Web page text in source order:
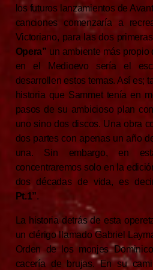
los futuros lanzamientos de
canciones comenzaría a
Victoriano, para las dos
Opera” un ambiente más
en el Medioevo sería el
desarrollen estos temas. Así es;
historia que Sammet tenía en
pasos de su ambicioso plan
uno sino dos discos. Una obra
dos partes con apenas un año
una. Sin embargo, en
concentraremos solo en la
dos décadas de vida, es
Pt.1”.
La historia detrás de esta
un clérigo llamado Gabriel
Orden de los monjes
cacería de brujas. En su